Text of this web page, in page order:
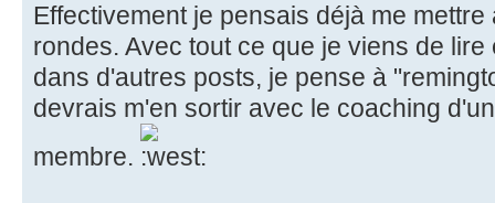
Effectivement je pensais déjà me
rondes. Avec tout ce que je viens de
dans d'autres posts, je pense à
devrais m'en sortir avec le coaching
membre.